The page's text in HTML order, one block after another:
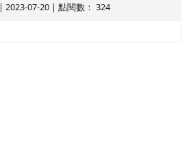
| 2023-07-20 | 點閱數： 324